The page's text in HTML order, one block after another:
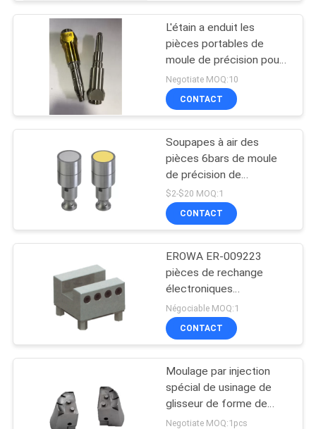
CONTRÔLE
QUALITÉ
CONTACTEZ-
NOUS
DEMANDEZ
PRIVACY
Les pièces de
lingotière de
moulage mécanique
sous pression
Pièces de précision
de usinage de
commande
numérique par
ordinateur
Insertion de date de
moule
37
L'étain a enduit les
pièces portables de
moule de précision pour
la machine de laser
Negotiate MOQ:10
CONTACT
Soupapes à air des
pièces 6bars de moule
de précision de
télémètre radar de
SUS420 VA01
$2-$20 MOQ:1
CONTACT
EROWA ER-009223
pièces de rechange
électroniques
compatibles porte-
électrodes Uniholder U15
U20 U25 U30 précision
Négociable MOQ:1
CONTACT
Moulage par injection
spécial de usinage de
glisseur de forme de
pièces de précision de la
Negotiate MOQ:1pcs